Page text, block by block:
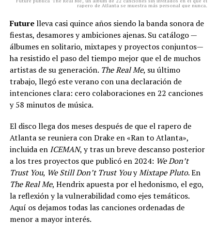
rapero de Atlanta se muestra más personal que nunca.
Futurelleva casi quince años siendo la banda sonora de
fiestas, desamores y ambiciones ajenas. Su catálogo —
álbumes en solitario, mixtapes y proyectos conjuntos—
ha resistido el paso del tiempo mejor que el de muchos
artistas de su generación. The Real Me, su último
trabajo, llegó este verano con una declaración de
intenciones clara: cero colaboraciones en 22 canciones
y 58 minutos de música.
El disco llega dos meses después de que el rapero de
Atlanta se reuniera con Drake en «Ran to Atlanta»,
incluida en ICEMAN, y tras un breve descanso posterior
a los tres proyectos que publicó en 2024: We Don’t
Trust You, We Still Don’t Trust YouyMixtape Pluto. En
The Real Me, Hendrix apuesta por el hedonismo, el ego,
la reflexión y la vulnerabilidad como ejes temáticos.
Aquí os dejamos todas las canciones ordenadas de
menor a mayor interés.